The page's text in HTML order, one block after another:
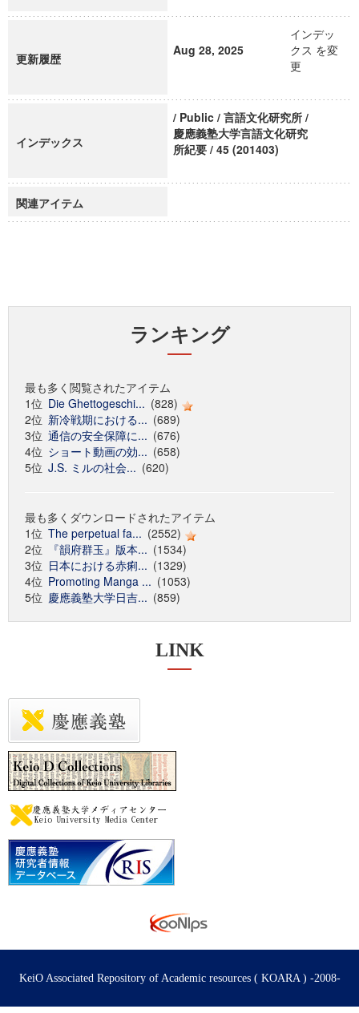
更新履歴
Aug 28, 2025
インデッ
クス を変
更
インデックス
/ Public / 言語文化研究所 /
慶應義塾大学言語文化研究
所紀要 / 45 (201403)
関連アイテム
ランキング
最も多く閲覧されたアイテム
1位 Die Ghettogeschi... (828)
2位 新冷戦期における... (689)
3位 通信の安全保障に... (676)
4位 ショート動画の効... (658)
5位 J.S. ミルの社会... (620)
最も多くダウンロードされたアイテム
1位 The perpetual fa... (2552)
2位
『韻府群玉』版本... (1534)
3位 日本における赤痢... (1329)
4位 Promoting Manga ... (1053)
5位 慶應義塾大学日吉... (859)
LINK
KeiO Associated Repository of Academic resources ( KOARA ) -2008-